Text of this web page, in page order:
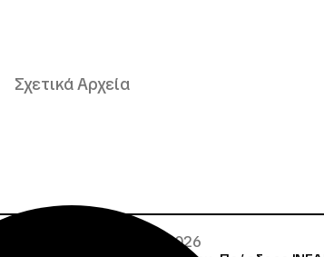
Σχετικά Αρχεία
02 · 08 · 2026